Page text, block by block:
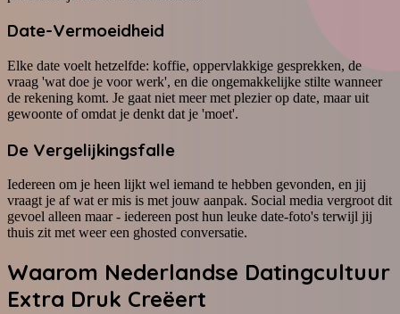
Date-Vermoeidheid
Elke date voelt hetzelfde: koffie, oppervlakkige gesprekken, de
vraag 'wat doe je voor werk', en die ongemakkelijke stilte wanneer
de rekening komt. Je gaat niet meer met plezier op date, maar uit
gewoonte of omdat je denkt dat je 'moet'.
De Vergelijkingsfalle
Iedereen om je heen lijkt wel iemand te hebben gevonden, en jij
vraagt je af wat er mis is met jouw aanpak. Social media vergroot dit
gevoel alleen maar - iedereen post hun leuke date-foto's terwijl jij
thuis zit met weer een ghosted conversatie.
Waarom Nederlandse Datingcultuur
Extra Druk Creëert